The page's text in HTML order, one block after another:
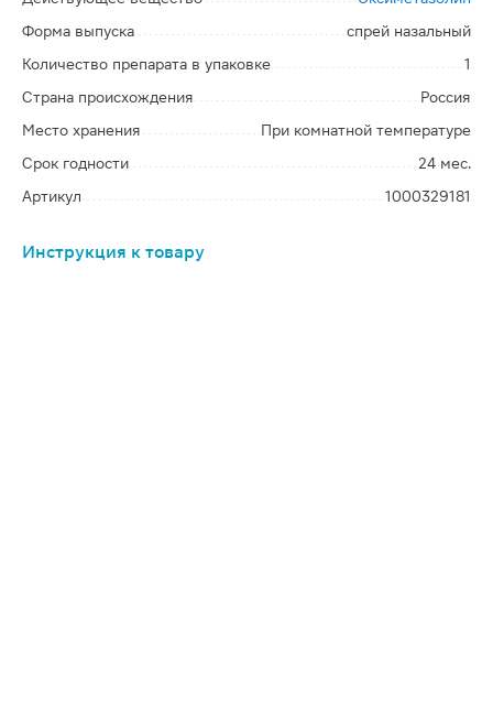
Форма выпуска
спрей назальный
Количество препарата в упаковке
1
Страна происхождения
Россия
Место хранения
При комнатной температуре
Срок годности
24 мес.
Артикул
1000329181
Инструкция к товару